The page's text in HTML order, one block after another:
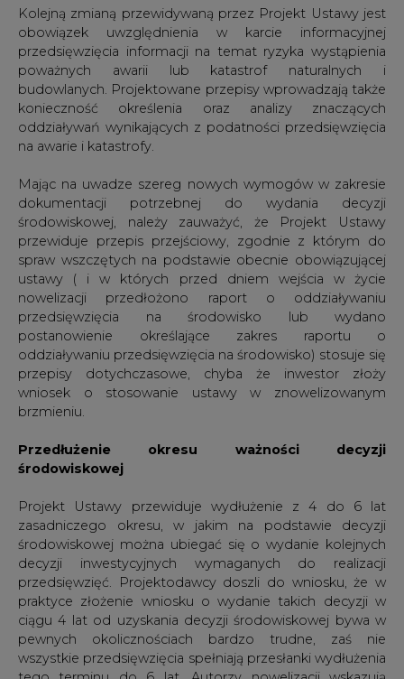
ustawy ( i w których przed dniem wejścia w życie
nowelizacji przedłożono raport o oddziaływaniu
przedsięwzięcia na środowisko lub wydano
postanowienie określające zakres raportu o
oddziaływaniu przedsięwzięcia na środowisko) stosuje się
przepisy dotychczasowe, chyba że inwestor złoży
wniosek o stosowanie ustawy w znowelizowanym
brzmieniu.
Przedłużenie okresu ważności decyzji
środowiskowej
Projekt Ustawy przewiduje wydłużenie z 4 do 6 lat
zasadniczego okresu, w jakim na podstawie decyzji
środowiskowej można ubiegać się o wydanie kolejnych
decyzji inwestycyjnych wymaganych do realizacji
przedsięwzięć. Projektodawcy doszli do wniosku, że w
praktyce złożenie wniosku o wydanie takich decyzji w
ciągu 4 lat od uzyskania decyzji środowiskowej bywa w
pewnych okolicznościach bardzo trudne, zaś nie
wszystkie przedsięwzięcia spełniają przesłanki wydłużenia
tego terminu do 6 lat. Autorzy nowelizacji wskazują
decyzji środowiskowej zakres potencjalnych zmian w
środowisku jest możliwy do przewidzenia w
perspektywie kolejnych 6 lat. Stąd też wydłużenie
podstawowego okresu ważności decyzji środowiskowej
nie powinno prowadzić do dezaktualizacji konkluzji w niej
zawartych na etapie występowania o ostateczne decyzje
inwestycyjne, takie jak np. pozwolenie na budowę.
Ponadto, Projekt Ustawy wprowadza możliwość
skorzystania z dłuższego 10 letniego „terminu ważności”
decyzji środowiskowej. Dotychczas, wniosek o decyzję
inwestycyjną poprzedzoną decyzją środowiskową mógł
być złożony w drodze wyjątku w ciągu 6 lat od
ostateczności decyzji środowiskowej, o ile inwestor